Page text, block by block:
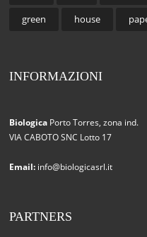
green house
INFORMAZIONI
Biologica Porto Torres, zona ind.
VIA CABOTO SNC Lotto 17
Email: info@biologicasrl.it
PARTNERS